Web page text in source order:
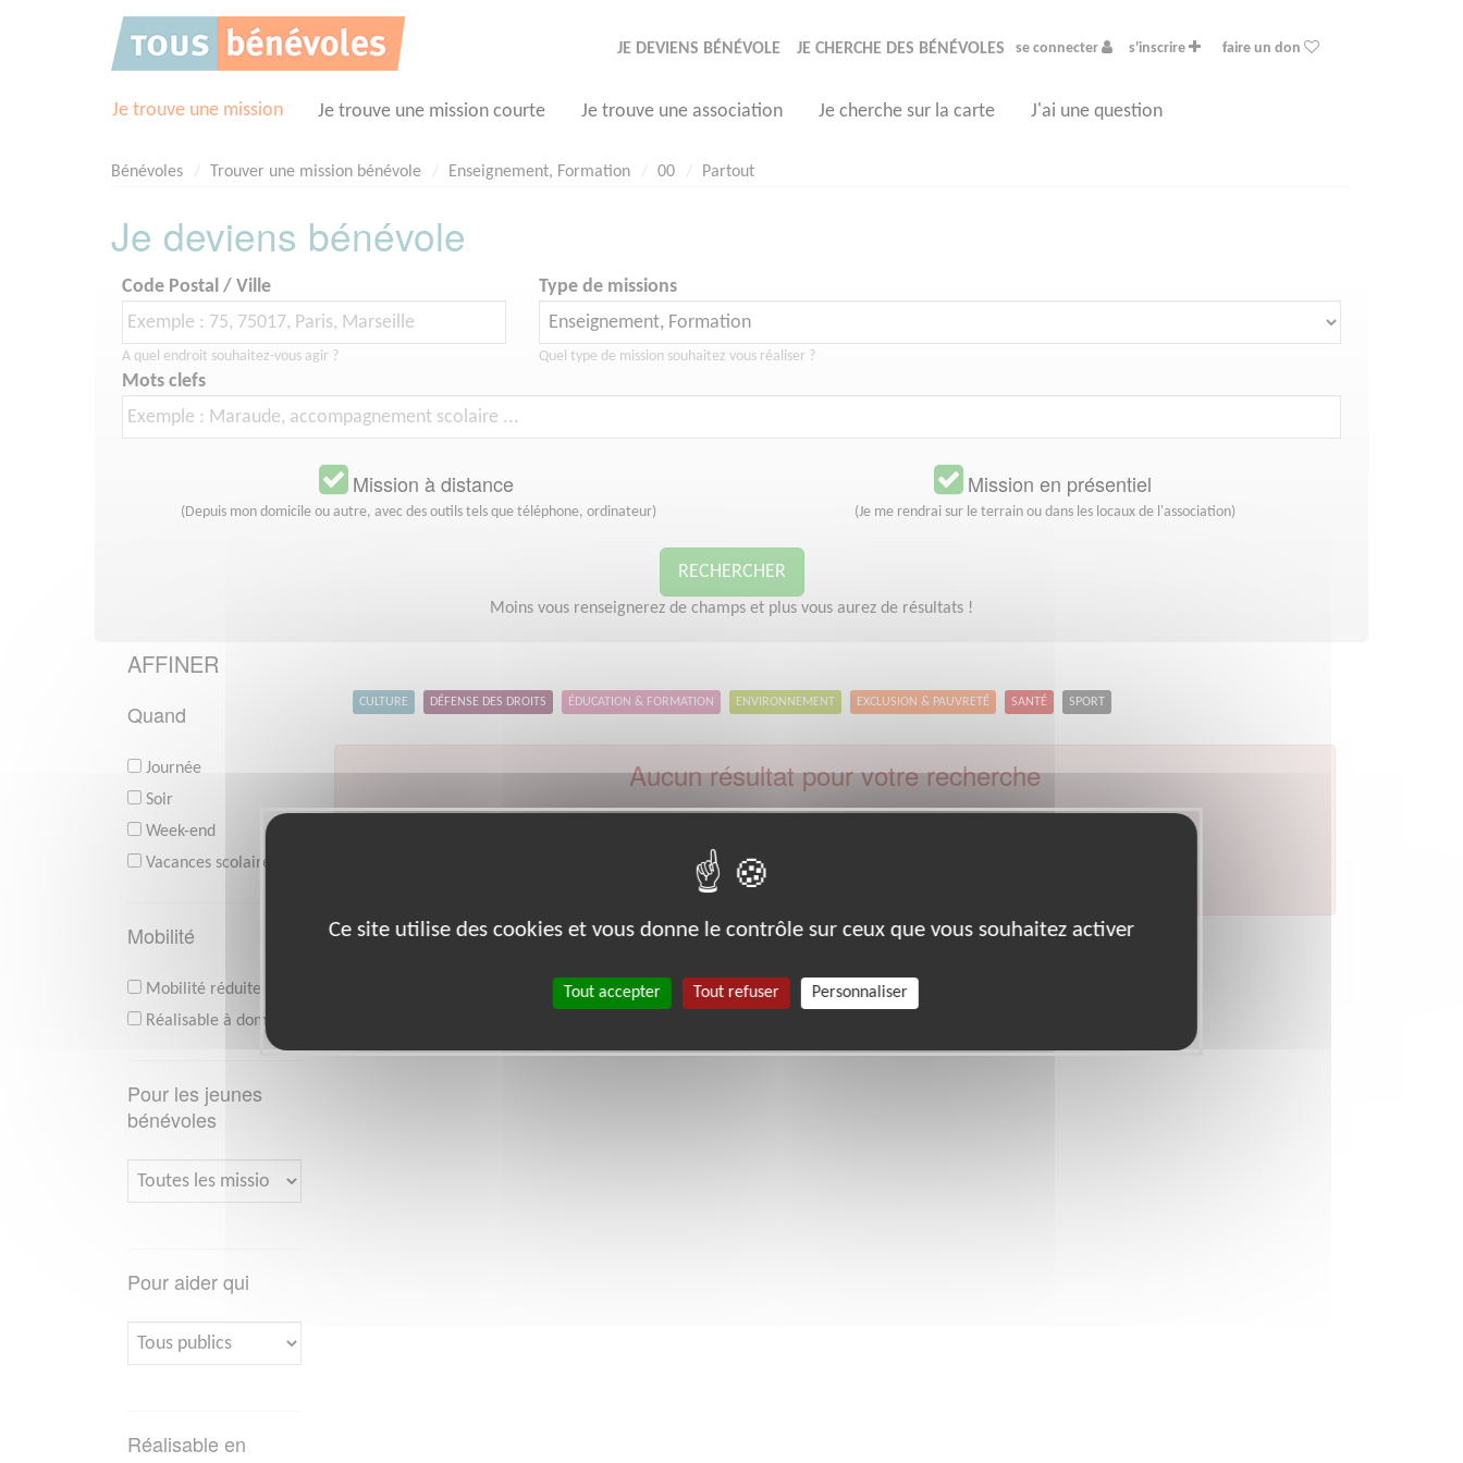
JE DEVIENS BÉNÉVOLE JE CHERCHE DES BÉNÉVOLES se connecter s'inscrire faire un don
Je trouve une mission Je trouve une mission courte Je trouve une association Je cherche sur la carte J'ai une question
Bénévoles Trouver une mission bénévole Enseignement, Formation 00 Partout
Je deviens bénévole
Code Postal / Ville
A quel endroit souhaitez-vous agir ?
Type de missions
Quel type de mission souhaitez vous réaliser ?
Mots clefs
Mission à distance
(Depuis mon domicile ou autre, avec des outils tels que téléphone, ordinateur)
Mission en présentiel
(Je me rendrai sur le terrain ou dans les locaux de l'association)
RECHERCHER
Moins vous renseignerez de champs et plus vous aurez de résultats !
AFFINER
Quand
Journée
Soir
Week-end
Vacances scolaires
Mobilité
Mobilité réduite
Réalisable à domicile
Pour les jeunes
bénévoles
Pour aider qui
Réalisable en
CULTURE DÉFENSE DES DROITS ÉDUCATION & FORMATION ENVIRONNEMENT EXCLUSION & PAUVRETÉ SANTÉ SPORT
Aucun résultat pour votre recherche
Veuillez indiquer moins de critères et/ou remplacer votre code postal par celui de votre département.
Effectuer une nouvelle recherche
Ce site utilise des cookies et vous donne le contrôle sur ceux que vous souhaitez activer
Tout accepter Tout refuser Personnaliser